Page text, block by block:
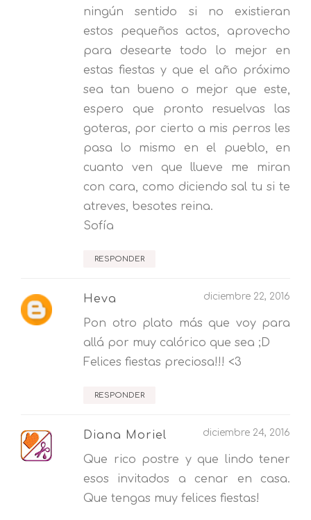
ningún sentido si no existieran
estos pequeños actos, aprovecho
para desearte todo lo mejor en
estas fiestas y que el año próximo
sea tan bueno o mejor que este,
espero que pronto resuelvas las
goteras, por cierto a mis perros les
pasa lo mismo en el pueblo, en
cuanto ven que llueve me miran
con cara, como diciendo sal tu si te
atreves, besotes reina.
Sofía
RESPONDER
Heva diciembre 22, 2016
Pon otro plato más que voy para
allá por muy calórico que sea ;D
Felices fiestas preciosa!!! <3
RESPONDER
Diana Moriel diciembre 24, 2016
Que rico postre y que lindo tener
esos invitados a cenar en casa.
Que tengas muy felices fiestas!